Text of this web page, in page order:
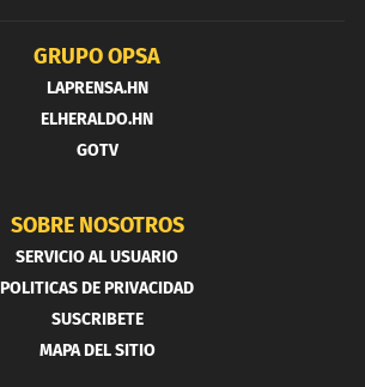
GRUPO OPSA
LAPRENSA.HN
ELHERALDO.HN
GOTV
SOBRE NOSOTROS
SERVICIO AL USUARIO
POLITICAS DE PRIVACIDAD
SUSCRIBETE
MAPA DEL SITIO